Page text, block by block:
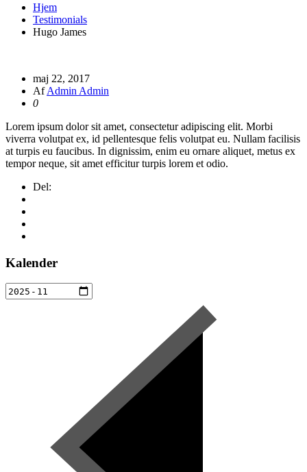
Hjem
Testimonials
Hugo James
maj 22, 2017
AfAdmin Admin
0
Lorem ipsum dolor sit amet, consectetur adipiscing elit. Morbi
viverra volutpat ex, id pellentesque felis volutpat eu. Nullam facilisis
at turpis eu faucibus. In dignissim, enim eu ornare aliquet, metus ex
tempor neque, sit amet efficitur turpis lorem et odio.
Del:
Kalender